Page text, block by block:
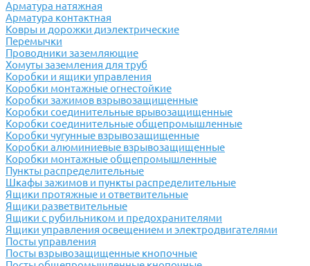
Арматура натяжная
Арматура контактная
Ковры и дорожки диэлектрические
Перемычки
Проводники заземляющие
Хомуты заземления для труб
Коробки и ящики управления
Коробки монтажные огнестойкие
Коробки зажимов взрывозащищенные
Коробки соединительные врывозащищенные
Коробки соединительные общепромышленные
Коробки чугунные взрывозащищенные
Коробки алюминиевые взрывозащищенные
Коробки монтажные общепромышленные
Пункты распределительные
Шкафы зажимов и пункты распределительные
Ящики протяжные и ответвительные
Ящики разветвительные
Ящики с рубильником и предохранителями
Ящики управления освещением и электродвигателями
Посты управления
Посты взрывозащищенные кнопочные